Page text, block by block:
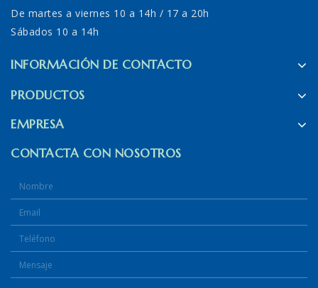
De martes a viernes 10 a 14h / 17 a 20h
Sábados 10 a 14h
INFORMACIÓN DE CONTACTO
PRODUCTOS
EMPRESA
CONTACTA CON NOSOTROS